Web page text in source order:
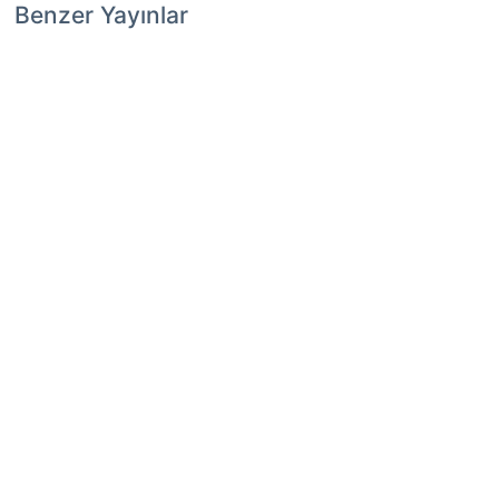
Benzer Yayınlar